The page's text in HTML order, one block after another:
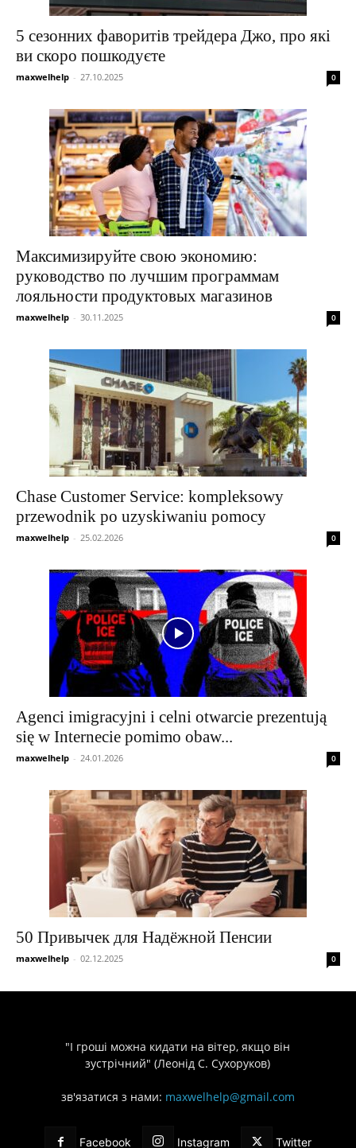
5 сезонних фаворитів трейдера Джо, про які
ви скоро пошкодуєте
maxwelhelp - 27.10.2025 0
Максимизируйте свою экономию:
руководство по лучшим программам
лояльности продуктовых магазинов
maxwelhelp - 30.11.2025 0
Chase Customer Service: kompleksowy
przewodnik po uzyskiwaniu pomocy
maxwelhelp - 25.02.2026 0
Agenci imigracyjni i celni otwarcie prezentują
się w Internecie pomimo obaw...
maxwelhelp - 24.01.2026 0
50 Привычек для Надёжной Пенсии
maxwelhelp - 02.12.2025 0
"І гроші можна кидати на вітер, якщо він
зустрічний" (Леонід С. Сухоруков)
зв'язатися з нами: maxwelhelp@gmail.com
Facebook Instagram Twitter